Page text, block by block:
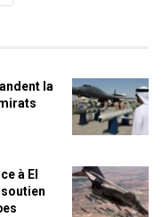
la
à El